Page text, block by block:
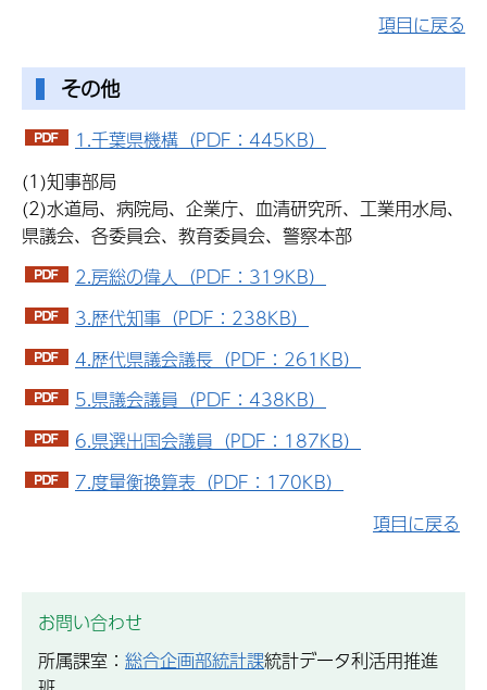
項目に戻る
その他
1.千葉県機構（PDF：445KB）
(1)知事部局
(2)水道局、病院局、企業庁、血清研究所、工業用水局、
県議会、各委員会、教育委員会、警察本部
2.房総の偉人（PDF：319KB）
3.歴代知事（PDF：238KB）
4.歴代県議会議長（PDF：261KB）
5.県議会議員（PDF：438KB）
6.県選出国会議員（PDF：187KB）
7.度量衡換算表（PDF：170KB）
項目に戻る
お問い合わせ
所属課室： 総合企画部統計課統計データ利活用推進